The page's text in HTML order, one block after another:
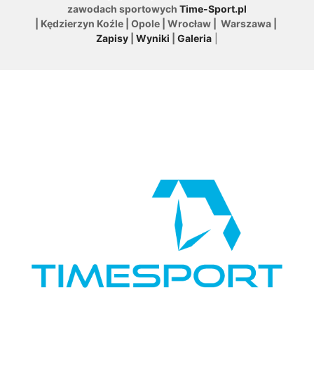
zawodach sportowych Time-Sport.pl
| Kędzierzyn Koźle | Opole | Wrocław | Warszawa |
Zapisy
Wyniki Galeria